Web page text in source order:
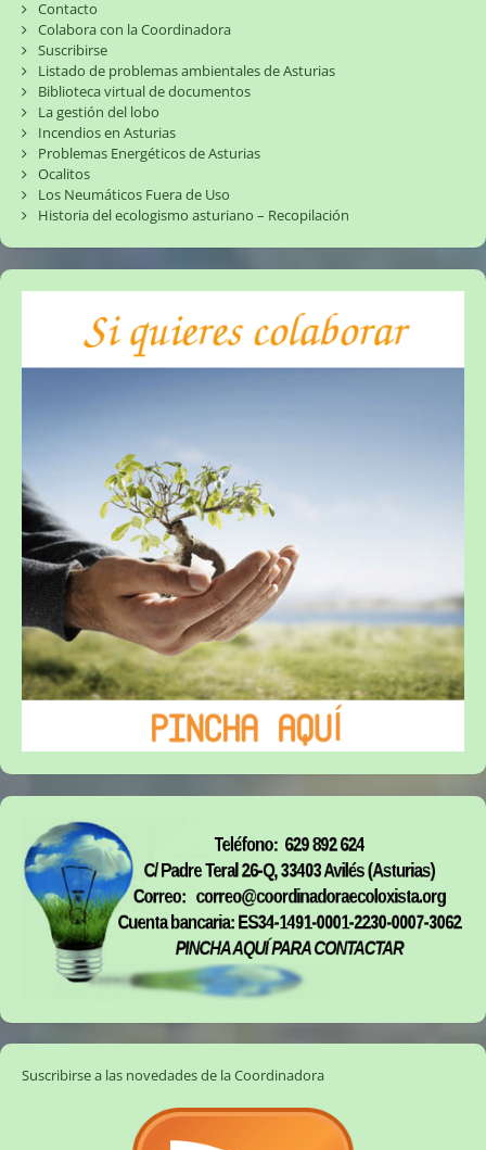
Contacto
Colabora con la Coordinadora
Suscribirse
Listado de problemas ambientales de Asturias
Biblioteca virtual de documentos
La gestión del lobo
Incendios en Asturias
Problemas Energéticos de Asturias
Ocalitos
Los Neumáticos Fuera de Uso
Historia del ecologismo asturiano – Recopilación
Suscribirse a las novedades de la Coordinadora